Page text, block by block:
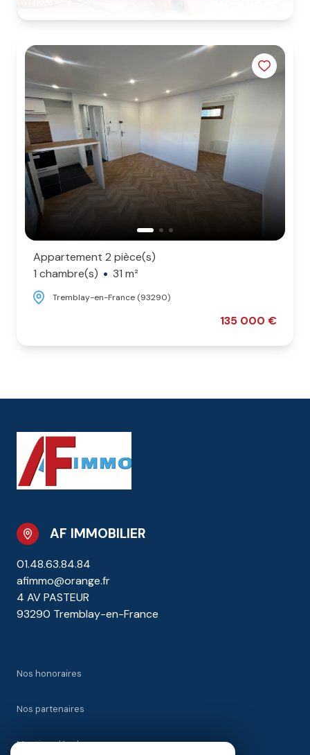
Appartement 2 pièce(s)
1 chambre(s)
31 m²
Tremblay-en-France (93290)
135 000 €
AF IMMOBILIER
01.48.63.84.84
afimmo@orange.fr
4 AV PASTEUR
93290 Tremblay-en-France
Nos honoraires
Nos partenaires
Mentions légales